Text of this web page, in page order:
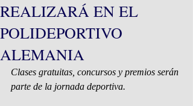
REALIZARÁ EN EL
POLIDEPORTIVO
ALEMANIA
Clases gratuitas, concursos y premios serán
parte de la jornada deportiva.